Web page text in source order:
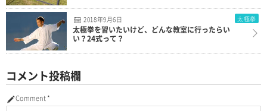
2018年9月6日 太極拳
太極拳を習いたいけど、どんな教室に行ったらい
い？24式って？
コメント投稿欄
Comment*